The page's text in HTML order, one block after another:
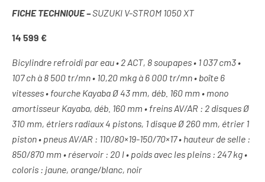
FICHE TECHNIQUE –SUZUKI V-STROM 1050 XT
14 599 €
Bicylindre refroidi par eau • 2 ACT, 8 soupapes • 1 037 cm3 •
107 ch à 8 500 tr/mn • 10,20 mkg à 6 000 tr/mn • boîte 6
vitesses • fourche Kayaba Ø 43 mm, déb. 160 mm • mono
amortisseur Kayaba, déb. 160 mm • freins AV/AR : 2 disques Ø
310 mm, étriers radiaux 4 pistons, 1 disque Ø 260 mm, étrier 1
piston • pneus AV/AR : 110/80×19-150/70×17 • hauteur de selle :
850/870 mm • réservoir : 20 l • poids avec les pleins : 247 kg •
coloris : jaune, orange/blanc, noir